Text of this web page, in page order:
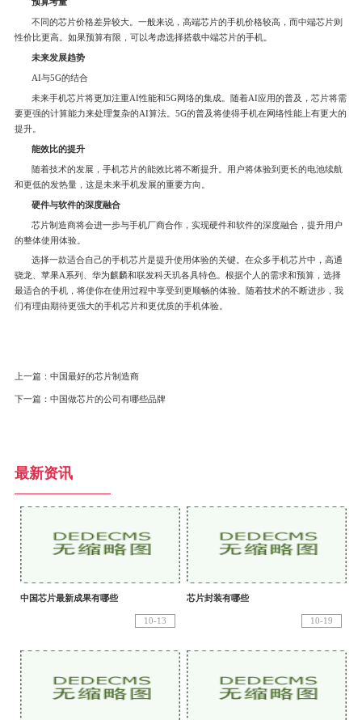
不同的芯片价格差异较大。一般来说，高端芯片的手机价格较高，而中端芯片则
性价比更高。如果预算有限，可以考虑选择搭载中端芯片的手机。
未来发展趋势
AI与5G的结合
未来手机芯片将更加注重AI性能和5G网络的集成。随着AI应用的普及，芯片将需
要更强的计算能力来处理复杂的AI算法。5G的普及将使得手机在网络性能上有更大的
提升。
能效比的提升
随着技术的发展，手机芯片的能效比将不断提升。用户将体验到更长的电池续航
和更低的发热量，这是未来手机发展的重要方向。
硬件与软件的深度融合
芯片制造商将会进一步与手机厂商合作，实现硬件和软件的深度融合，提升用户
的整体使用体验。
选择一款适合自己的手机芯片是提升使用体验的关键。在众多手机芯片中，高通
骁龙、苹果A系列、华为麒麟和联发科天玑各具特色。根据个人的需求和预算，选择
最适合的手机，将使你在使用过程中享受到更顺畅的体验。随着技术的不断进步，我
们有理由期待更强大的手机芯片和更优质的手机体验。
上一篇： 中国最好的芯片制造商
下一篇： 中国做芯片的公司有哪些品牌
最新资讯
中国芯片最新成果有哪些
10-13
芯片封装有哪些
10-19